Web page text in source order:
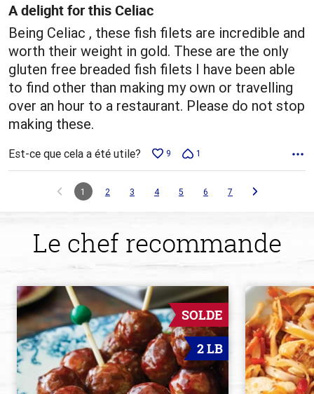
A delight for this Celiac
Being Celiac , these fish filets are incredible and
worth their weight in gold. These are the only
gluten free breaded fish filets I have been able
to find other than making my own or travelling
over an hour to a restaurant. Please do not stop
making these.
Est-ce que cela a été utile? 9 1
1 2 3 4 5 6 7
Le chef recommande
SOLDE
2 LB